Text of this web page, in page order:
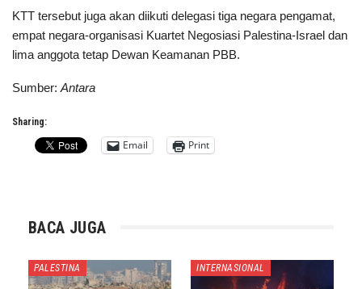
KTT tersebut juga akan diikuti delegasi tiga negara pengamat,
empat negara-organisasi Kuartet Negosiasi Palestina-Israel dan
lima anggota tetap Dewan Keamanan PBB.
Sumber: Antara
Sharing:
Email Print
BACA JUGA
PALESTINA INTERNASIONAL